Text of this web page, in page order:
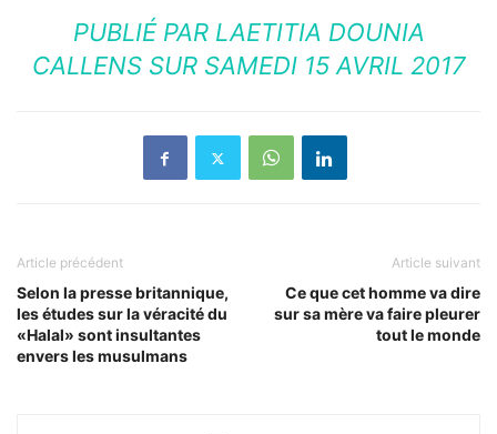
PUBLIÉ PAR LAETITIA DOUNIA
CALLENSSUR SAMEDI 15 AVRIL 2017
Article précédent
Selon la presse britannique,
les études sur la véracité du
«Halal» sont insultantes
envers les musulmans
Article suivant
Ce que cet homme va dire
sur sa mère va faire pleurer
tout le monde